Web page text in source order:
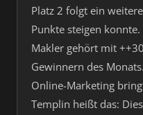
Platz 2 folgt ein
Punkte steigen
Makler gehört mit
Gewinnern des
Online-Marketing
Templin heißt das: